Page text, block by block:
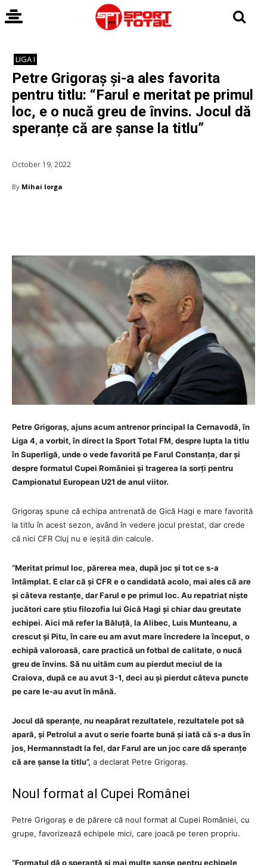
LIGA I
Petre Grigoraș și-a ales favorita
pentru titlu: “Farul e meritat pe primul
loc, e o nucă greu de învins. Jocul dă
speranțe că are șanse la titlu”
October 19, 2022
By Mihai Iorga
Petre Grigoraș, ajuns acum antrenor principal la Cernavodă, în
Liga 4, a vorbit, în direct la Sport Total FM, despre lupta la titlu
în Superligă, unde o vede favorită pe Farul Constanța, dar și
despre formatul Cupei României și tragerea la sorți pentru
Campionatul European U21 de anul viitor.
Grigoraș spune că echipa antrenată de Gică Hagi e mare favorită
la titlu în acest sezon, având în vedere jocul prestat, dar crede
că nici CFR Cluj nu e ieșită din calcule.
“Meritat primul loc, părerea mea, după joc și tot ce s-a
întâmplat. E clar că și CFR e o candidată acolo, mai ales că are
și câteva restanțe, dar Farul e pe primul loc. Au repatriat niște
jucători care știu filozofia lui Gică Hagi și chiar dau greutate
echipei. Aici mă refer la Băluță, la Alibec, Luis Munteanu, a
crescut și Pitu, în care eu am avut mare încredere la început, o
echipă valoroasă, care practică un fotbal de calitate, o nucă
greu de învins. Să nu uităm cum au pierdut meciul de la
Craiova, după ce au avut 3-1, deci au și pierdut câteva puncte
pe care le-au avut în mână.
Jocul dă speranțe, nu neapărat rezultatele, rezultatele pot să
apară, și Petrolul a avut o serie foarte bună și iată că s-a dus în
jos, Hermannstadt la fel, dar Farul are un joc care dă speranțe
că are șanse la titlu”, a declarat Petre Grigoraș.
Noul format al Cupei Românei
Petre Grigoraș e de părere că noul format al Cupei României, cu
grupe, favorizează echipele mici, care joacă pe teren propriu.
“Formatul dă o speranță și mai multe șanse pentru echipele